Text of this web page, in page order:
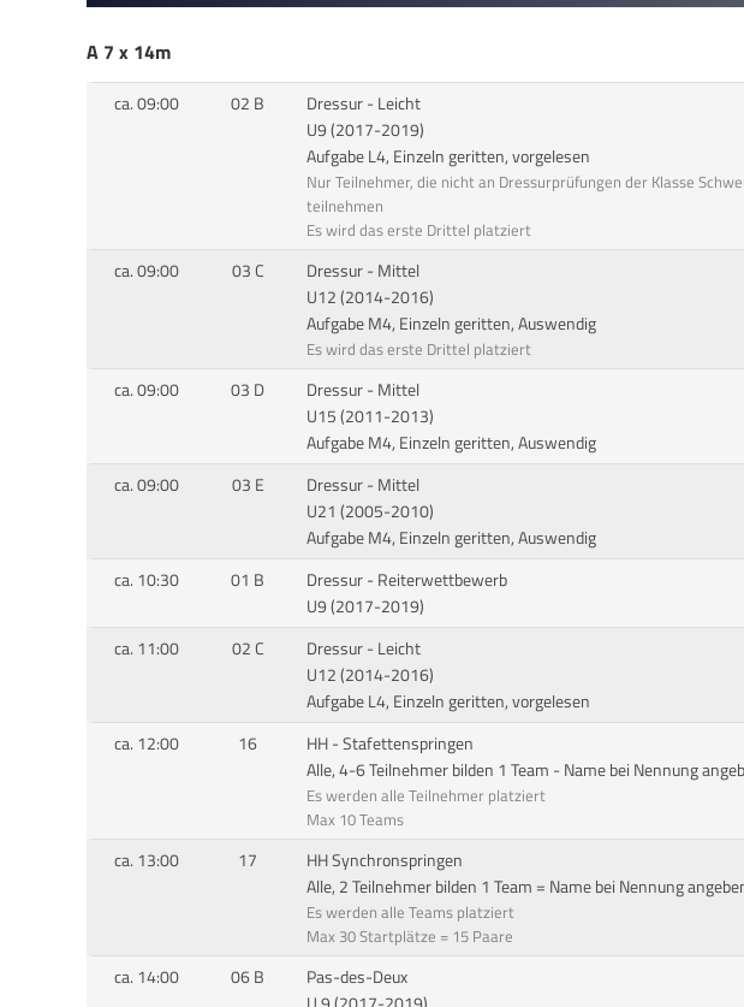
A 7 x 14m
ca. 09:00 02 B
Dressur - Leicht
U9 (2017-2019)
Aufgabe L4, Einzeln geritten, vorgelesen
Nur Teilnehmer, die nicht an Dressurprüfungen der Klasse
teilnehmen
Es wird das erste Drittel platziert
ca. 09:00 03 C
Dressur - Mittel
U12 (2014-2016)
Aufgabe M4, Einzeln geritten, Auswendig
Es wird das erste Drittel platziert
ca. 09:00 03 D
Dressur - Mittel
U15 (2011-2013)
Aufgabe M4, Einzeln geritten, Auswendig
ca. 09:00 03 E
Dressur - Mittel
U21 (2005-2010)
Aufgabe M4, Einzeln geritten, Auswendig
ca. 10:30 01 B
Dressur - Reiterwettbewerb
U9 (2017-2019)
ca. 11:00 02 C
Dressur - Leicht
U12 (2014-2016)
Aufgabe L4, Einzeln geritten, vorgelesen
ca. 12:00 16
HH - Stafettenspringen
Alle, 4-6 Teilnehmer bilden 1 Team - Name bei Nennung
Es werden alle Teilnehmer platziert
Max 10 Teams
ca. 13:00 17
HH Synchronspringen
Alle, 2 Teilnehmer bilden 1 Team = Name bei Nennung
Es werden alle Teams platziert
Max 30 Startplätze = 15 Paare
ca. 14:00 06 B
Pas-des-Deux